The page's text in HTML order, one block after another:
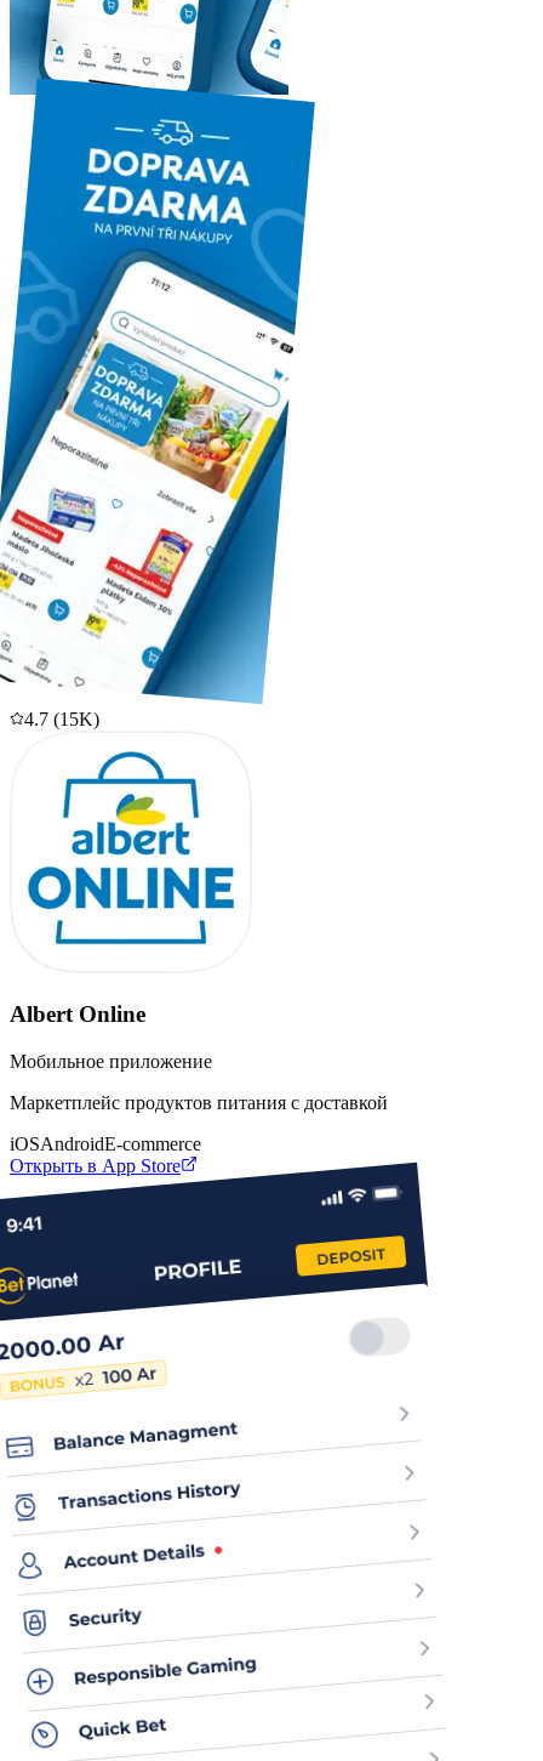
4.7 (15K)
Albert Online
Мобильное приложение
Маркетплейс продуктов питания с доставкой
iOSAndroidE-commerce
Открыть в App Store